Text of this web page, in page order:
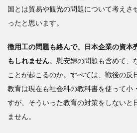
国とは貿易や観光の問題について考えさ
ったと思います。
徴用工の問題も絡んで、日本企業の資本
もしれません。慰安婦の問題も含めて、
ことが起こるのか。すべては、戦後の反
教育は現在も社会科の教科書を使って小
すが、そういった教育の対策をしないと
ません。